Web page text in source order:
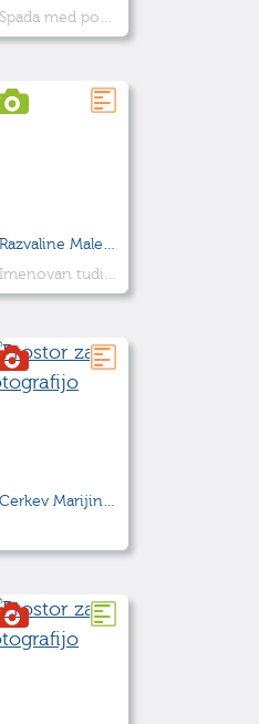
Spada med pomembnejše romanske spomenike v Sloveniji
Razvaline Malega gradu
Imenovan tudi Spodnji grad
Cerkev Marijine in Jožefove zaroke